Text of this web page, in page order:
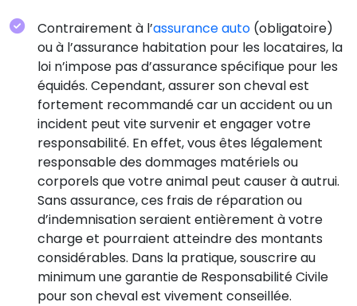
Contrairement à l’assurance auto (obligatoire)
ou à l’assurance habitation pour les locataires, la
loi n’impose pas d’assurance spécifique pour les
équidés. Cependant, assurer son cheval est
fortement recommandé car un accident ou un
incident peut vite survenir et engager votre
responsabilité. En effet, vous êtes légalement
responsable des dommages matériels ou
corporels que votre animal peut causer à autrui.
Sans assurance, ces frais de réparation ou
d’indemnisation seraient entièrement à votre
charge et pourraient atteindre des montants
considérables. Dans la pratique, souscrire au
minimum une garantie de Responsabilité Civile
pour son cheval est vivement conseillée.